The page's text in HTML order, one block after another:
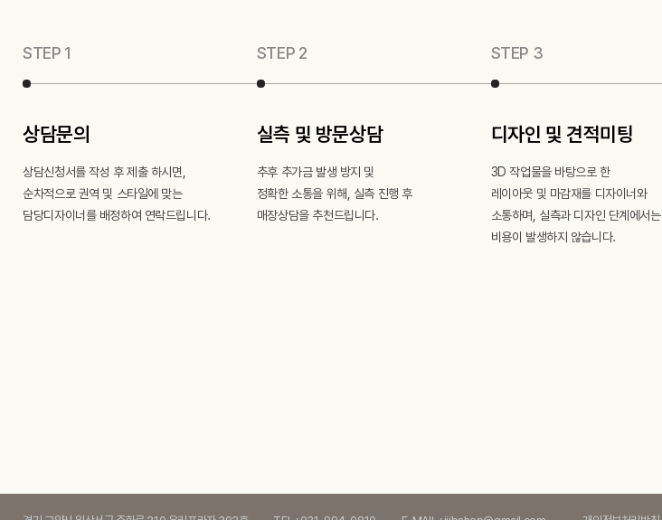
STEP 1
상담문의
상담신청서를 작성 후 제출 하시면,
순차적으로 권역 및 스타일에 맞는
담당디자이너를 배정하여 연락드립니다.
STEP 2
실측 및 방문상담
추후 추가금 발생 방지 및
정확한 소통을 위해, 실측 진행 후
매장상담을 추천드립니다.
STEP 3
디자인 및 견적미팅
3D 작업물을 바탕으로 한
레이아웃 및 마감재를 디자이너와
소통하며, 실측과 디자인 단계에서는
비용이 발생하지 않습니다.